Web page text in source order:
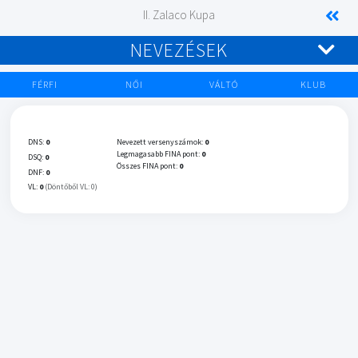
II. Zalaco Kupa
NEVEZÉSEK
FÉRFI NŐI VÁLTÓ KLUB
DNS: 0
DSQ: 0
DNF: 0
VL: 0 (Döntőből VL: 0)
Nevezett versenyszámok: 0
Legmagasabb FINA pont: 0
Összes FINA pont: 0